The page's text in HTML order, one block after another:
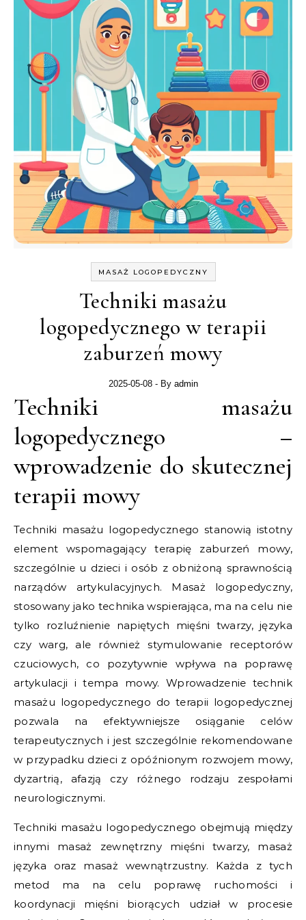
MASAŻ LOGOPEDYCZNY
Techniki masażu
logopedycznego w terapii
zaburzeń mowy
2025-05-08 - By admin
Techniki masażu
logopedycznego –
wprowadzenie do skutecznej
terapii mowy
Techniki masażu logopedycznego stanowią istotny
element wspomagający terapię zaburzeń mowy,
szczególnie u dzieci i osób z obniżoną sprawnością
narządów artykulacyjnych. Masaż logopedyczny,
stosowany jako technika wspierająca, ma na celu nie
tylko rozluźnienie napiętych mięśni twarzy, języka
czy warg, ale również stymulowanie receptorów
czuciowych, co pozytywnie wpływa na poprawę
artykulacji i tempa mowy. Wprowadzenie technik
masażu logopedycznego do terapii logopedycznej
pozwala na efektywniejsze osiąganie celów
terapeutycznych i jest szczególnie rekomendowane
w przypadku dzieci z opóźnionym rozwojem mowy,
dyzartrią, afazją czy różnego rodzaju zespołami
neurologicznymi.
Techniki masażu logopedycznego obejmują między
innymi masaż zewnętrzny mięśni twarzy, masaż
języka oraz masaż wewnątrzustny. Każda z tych
metod ma na celu poprawę ruchomości i
koordynacji mięśni biorących udział w procesie